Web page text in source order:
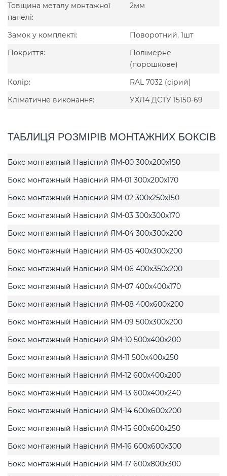
Товщина металу монтажної
панелі:
2мм
Замок у комплекті:
Поворотний, 1шт
Покриття:
Полімерне
(порошкове)
Колір:
RAL 7032 (сірий)
Кліматичне виконання:
УХЛ4 ДСТУ 15150-69
ТАБЛИЦЯ РОЗМІРІВ МОНТАЖНИХ БОКСІВ
Бокс монтажный Навісний ЯМ-00 300x200x150
Бокс монтажный Навісний ЯМ-01 300x200x170
Бокс монтажный Навісний ЯМ-02 300x250x150
Бокс монтажный Навісний ЯМ-03 300x300x170
Бокс монтажный Навісний ЯМ-04 300x300x200
Бокс монтажный Навісний ЯМ-05 400x300x200
Бокс монтажный Навісний ЯМ-06 400x350x200
Бокс монтажный Навісний ЯМ-07 400x400x170
Бокс монтажный Навісний ЯМ-08 400x600x200
Бокс монтажный Навісний ЯМ-09 500x300x200
Бокс монтажный Навісний ЯМ-10 500x400x200
Бокс монтажный Навісний ЯМ-11 500x400x250
Бокс монтажный Навісний ЯМ-12 600x400x200
Бокс монтажный Навісний ЯМ-13 600x400x240
Бокс монтажный Навісний ЯМ-14 600x600x200
Бокс монтажный Навісний ЯМ-15 600x600x250
Бокс монтажный Навісний ЯМ-16 600x600x300
Бокс монтажный Навісний ЯМ-17 600x800x300